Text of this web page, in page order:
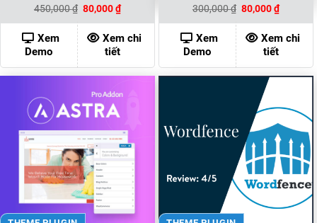
450,000₫ Giá
gốc
là:
450,000 ₫.
80,000₫Giá
hiện
tại
là:
80,000 ₫.
Xem
Demo
Xem chi
tiết
300,000₫ Giá
gốc
là:
300,000 ₫.
80,000₫Giá
hiện
tại
là:
80,000
Xem
Demo
Xem chi
tiết